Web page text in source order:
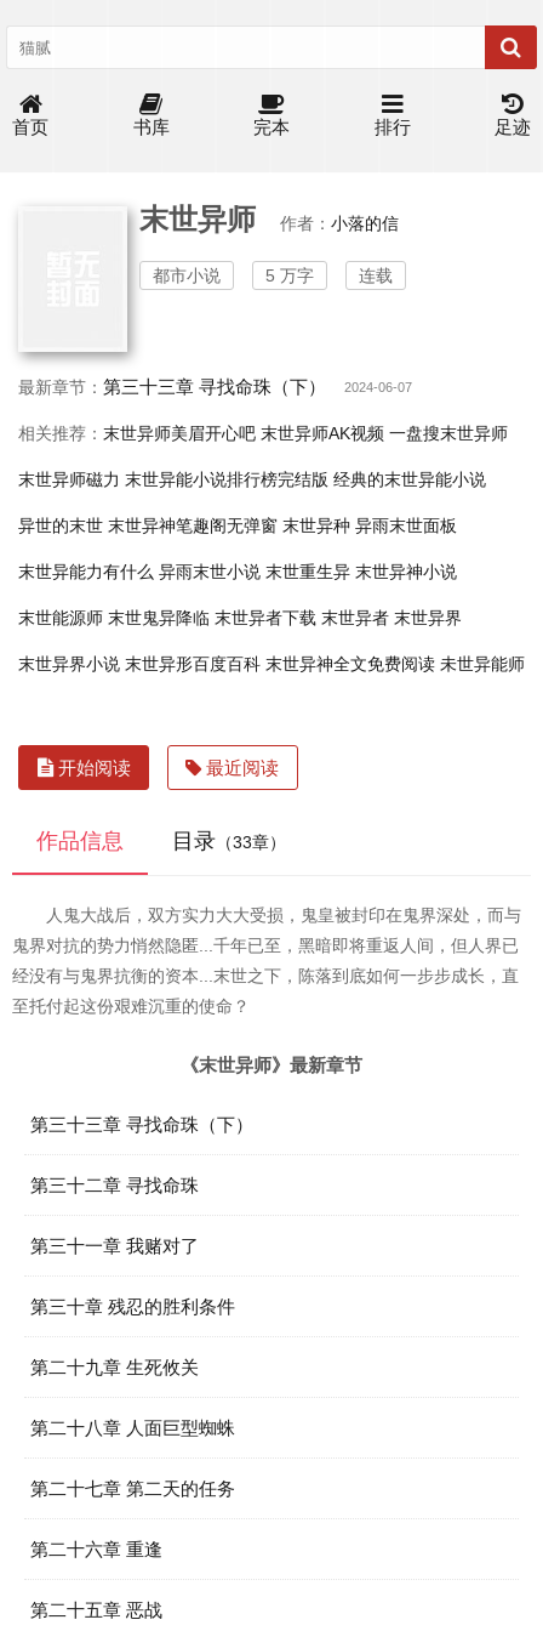
首页 书库 完本 排行 足迹
末世异师 作者： 小落的信
都市小说 5 万字 连载
最新章节： 第三十三章 寻找命珠（下） 2024-06-07
相关推荐： 末世异师美眉开心吧 末世异师AK视频 一盘搜末世异师
末世异师磁力 末世异能小说排行榜完结版 经典的末世异能小说
异世的末世 末世异神笔趣阁无弹窗 末世异种 异雨末世面板
末世异能力有什么 异雨末世小说 末世重生异 末世异神小说
末世能源师 末世鬼异降临 末世异者下载 末世异者 末世异界
末世异界小说 末世异形百度百科 末世异神全文免费阅读 未世异能师
开始阅读 最近阅读
作品信息 目录 （33章）
人鬼大战后，双方实力大大受损，鬼皇被封印在鬼界深处，而与
鬼界对抗的势力悄然隐匿...千年已至，黑暗即将重返人间，但人界已
经没有与鬼界抗衡的资本...末世之下，陈落到底如何一步步成长，直
至托付起这份艰难沉重的使命？
《末世异师》最新章节
第三十三章 寻找命珠（下）
第三十二章 寻找命珠
第三十一章 我赌对了
第三十章 残忍的胜利条件
第二十九章 生死攸关
第二十八章 人面巨型蜘蛛
第二十七章 第二天的任务
第二十六章 重逢
第二十五章 恶战